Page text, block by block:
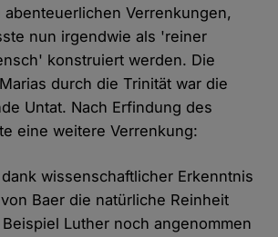
Verrenkungen,
nun irgendwie als 'reiner
konstruiert werden. Die
durch die Trinität war die
Untat. Nach Erfindung des
eine weitere Verrenkung:
wissenschaftlicher Erkenntnis
Baer die natürliche Reinheit
Luther noch angenommen